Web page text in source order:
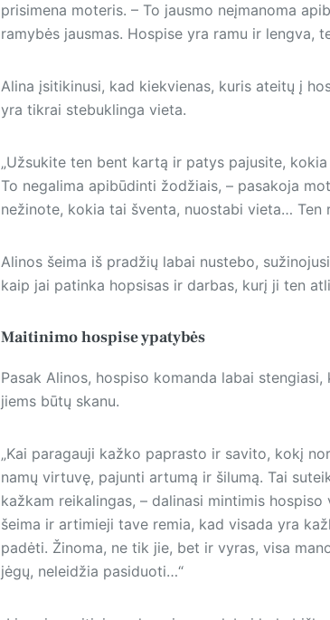
prisimena moteris. – To jausmo neįmanoma
ramybės jausmas. Hospise yra ramu ir lengva,
Alina įsitikinusi, kad kiekvienas, kuris ateitų į
yra tikrai stebuklinga vieta.
„Užsukite ten bent kartą ir patys pajusite,
To negalima apibūdinti žodžiais, – pasakoja
nežinote, kokia tai šventa, nuostabi vieta… Ten
Alinos šeima iš pradžių labai nustebo,
kaip jai patinka hopsisas ir darbas, kurį ji ten
Maitinimo hospise ypatybės
Pasak Alinos, hospiso komanda labai
jiems būtų skanu.
„Kai paragauji kažko paprasto ir savito, kokį
namų virtuvę, pajunti artumą ir šilumą. Tai
kažkam reikalingas, – dalinasi mintimis
šeima ir artimieji tave remia, kad visada yra
padėti. Žinoma, ne tik jie, bet ir vyras, visa
jėgų, neleidžia pasiduoti…“